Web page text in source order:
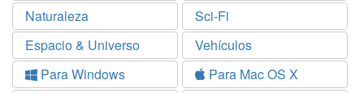
Naturaleza
Sci-Fi
Espacio & Universo
Vehículos
Para Windows
Para Mac OS X